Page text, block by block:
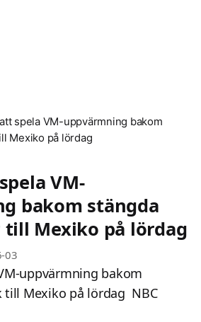
spela VM-uppvärmning bakom
Mexiko på lördag
VM-
bakom stängda
till Mexiko på lördag
03
uppvärmning bakom
till Mexiko på lördag NBC